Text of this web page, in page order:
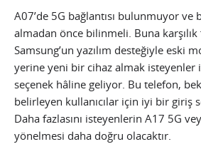
A07’de 5G bağlantısı bulunmuyor ve
almadan önce bilinmeli. Buna
Samsung’un yazılım desteğiyle eski
yerine yeni bir cihaz almak isteyenler
seçenek hâline geliyor. Bu telefon,
belirleyen kullanıcılar için iyi bir giriş
Daha fazlasını isteyenlerin A17 5G
yönelmesi daha doğru olacaktır.